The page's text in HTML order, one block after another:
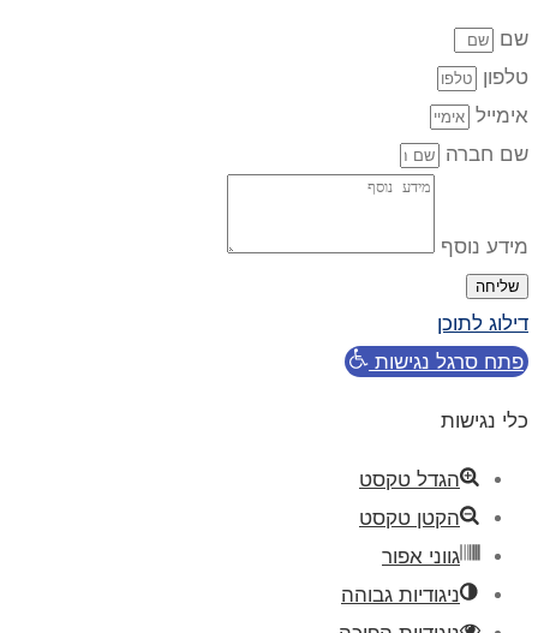
שם
טלפון
אימייל
שם חברה
מידע נוסף
שליחה
דילוג לתוכן
פתח סרגל נגישות
כלי נגישות
הגדל טקסט
הקטן טקסט
גווני אפור
ניגודיות גבוהה